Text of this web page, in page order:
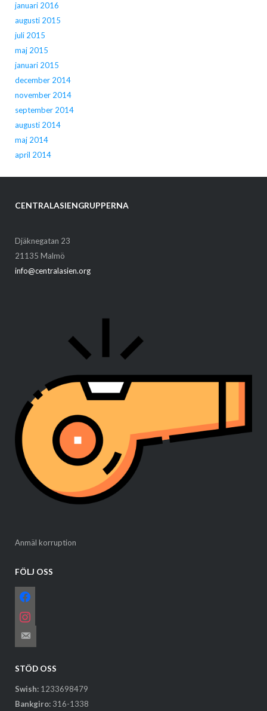
januari 2016
augusti 2015
juli 2015
maj 2015
januari 2015
december 2014
november 2014
september 2014
augusti 2014
maj 2014
april 2014
CENTRALASIENGRUPPERNA
Djäknegatan 23
21135 Malmö
info@centralasien.org
Anmäl korruption
FÖLJ OSS
facebook
instagram
email-
alt
STÖD OSS
Swish:1233698479
Bankgiro:316-1338